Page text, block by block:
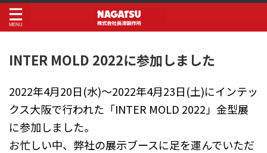
INTER MOLD 2022に参加しました
2022年4月20日(水)～2022年4月23日(土)にインテッ
クス大阪で行われた「INTER MOLD 2022」金型展
に参加しました。
お忙しい中、弊社の展示ブースに足を運んでいただ